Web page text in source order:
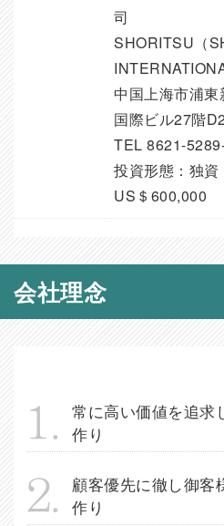
司
SHORITSU（
中国上海市浦
国際ビル27階
TEL 8621-
投資形態：独
US＄600,000
会社理念
常に高い価値を追求
作り
顧客優先に徹し御客
作り